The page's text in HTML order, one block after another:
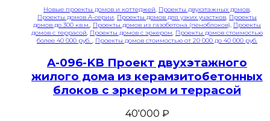
Новые проекты домов и коттеджей, Проекты двухэтажных домов,
Проекты домов A-серии, Проекты домов для узких участков, Проекты
домов до 300 кв.м., Проекты домов из газобетона (пеноблоков), Проекты
домов с террасой, Проекты домов с эркером, Проекты домов стоимостью
более 40 000 руб. , Проекты домов стоимостью от 20 000 до 40 000 руб.
A-096-KB Проект двухэтажного
жилого дома из керамзитобетонных
блоков с эркером и террасой
40'000 ₽